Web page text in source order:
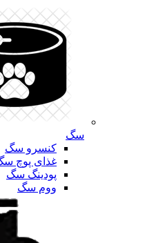
سگ
کنسرو سگ
غذای پوچ
پودینگ سگ
ووم سگ